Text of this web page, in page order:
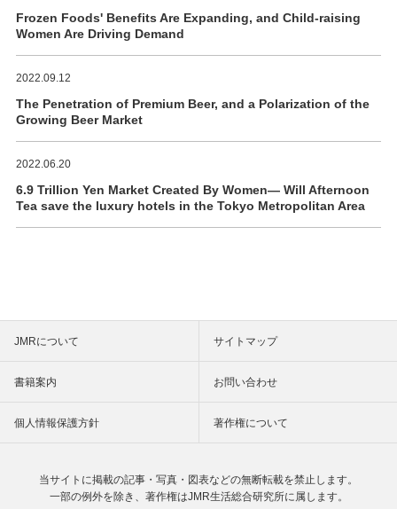
Frozen Foods' Benefits Are Expanding, and Child-raising
Women Are Driving Demand
2022.09.12
The Penetration of Premium Beer, and a Polarization of the
Growing Beer Market
2022.06.20
6.9 Trillion Yen Market Created By Women― Will Afternoon
Tea save the luxury hotels in the Tokyo Metropolitan Area
JMRについて サイトマップ
書籍案内 お問い合わせ
個人情報保護方針 著作権について
当サイトに掲載の記事・写真・図表などの無断転載を禁止します。
一部の例外を除き、著作権はJMR生活総合研究所に属します。